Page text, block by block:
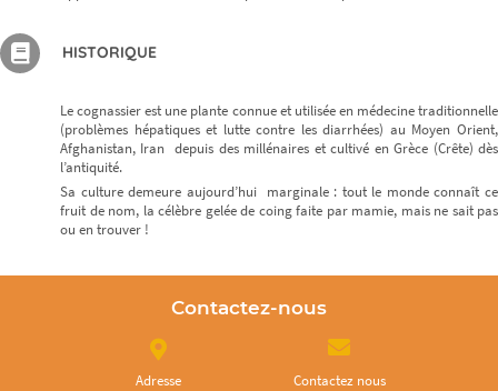
HISTORIQUE
Le cognassier est une plante connue et utilisée en médecine traditionnelle
(problèmes hépatiques et lutte contre les diarrhées) au Moyen Orient,
Afghanistan, Iran depuis des millénaires et cultivé en Grèce (Crête) dès
l’antiquité.
Sa culture demeure aujourd’hui marginale : tout le monde connaît ce
fruit de nom, la célèbre gelée de coing faite par mamie, mais ne sait pas
ou en trouver !
Contactez-nous
Adresse Contactez nous